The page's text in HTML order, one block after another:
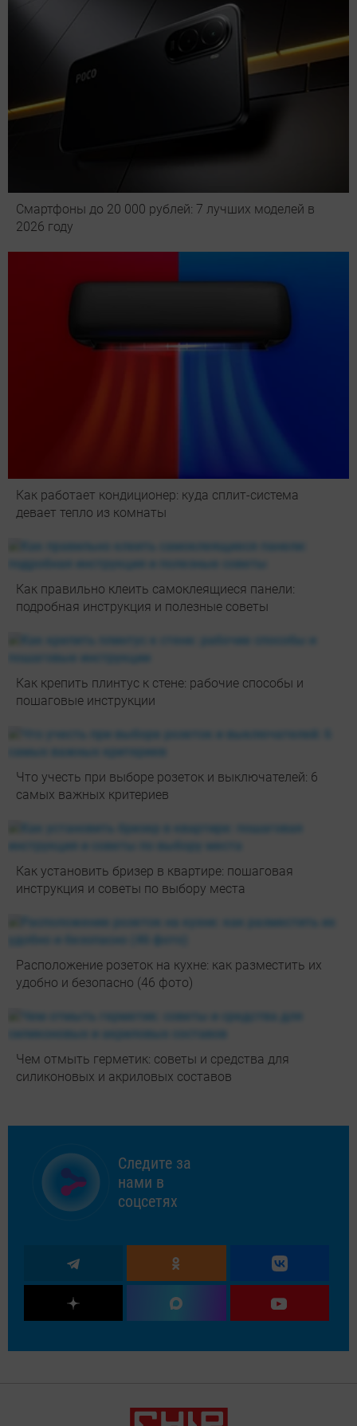
Смартфоны до 20 000 рублей: 7 лучших моделей в
2026 году
Как работает кондиционер: куда сплит-система
девает тепло из комнаты
Как правильно клеить самоклеящиеся панели:
подробная инструкция и полезные советы
Как крепить плинтус к стене: рабочие способы и
пошаговые инструкции
Что учесть при выборе розеток и выключателей: 6
самых важных критериев
Как установить бризер в квартире: пошаговая
инструкция и советы по выбору места
Расположение розеток на кухне: как разместить их
удобно и безопасно (46 фото)
Чем отмыть герметик: советы и средства для
силиконовых и акриловых составов
Следите за
нами в
соцсетях